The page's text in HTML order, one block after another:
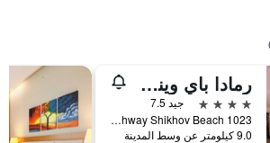
رمادا باي ويندام باكو
4 نجوم
جيد 7.5
Salyan Highway Shikhov Beach 1023, باكو, أذربيجان
9.0 كيلومتر عن وسط المدينة